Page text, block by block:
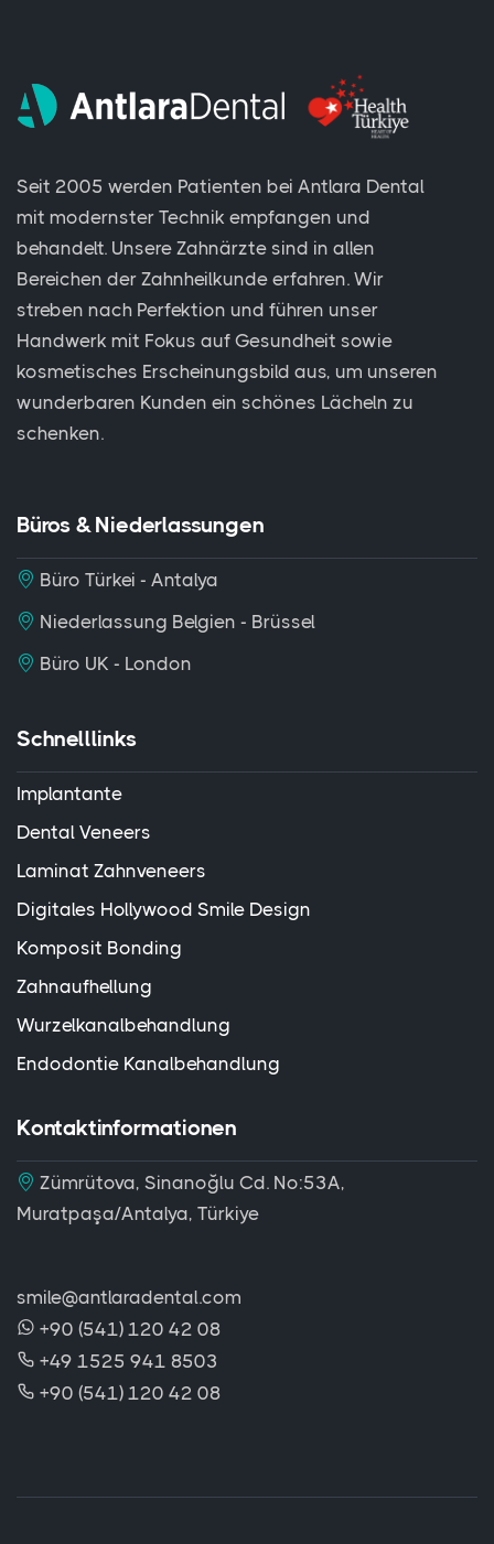
Seit 2005 werden Patienten bei Antlara Dental
mit modernster Technik empfangen und
behandelt. Unsere Zahnärzte sind in allen
Bereichen der Zahnheilkunde erfahren. Wir
streben nach Perfektion und führen unser
Handwerk mit Fokus auf Gesundheit sowie
kosmetisches Erscheinungsbild aus, um unseren
wunderbaren Kunden ein schönes Lächeln zu
schenken.
Büros & Niederlassungen
Büro Türkei - Antalya
Niederlassung Belgien - Brüssel
Büro UK - London
Schnelllinks
Implantante
Dental Veneers
Laminat Zahnveneers
Digitales Hollywood Smile Design
Komposit Bonding
Zahnaufhellung
Wurzelkanalbehandlung
Endodontie Kanalbehandlung
Kontaktinformationen
Zümrütova, Sinanoğlu Cd. No:53A,
Muratpaşa/Antalya, Türkiye
smile@antlaradental.com
+90 (541) 120 42 08
+49 1525 941 8503
+90 (541) 120 42 08